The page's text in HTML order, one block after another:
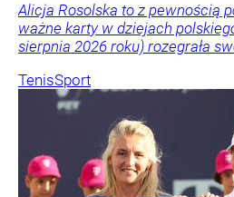
Alicja Rosolska to z pewnością
ważne karty w dziejach
sierpnia 2026 roku) rozegrała
TenisSport